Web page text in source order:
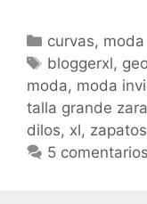
Categorías
curvas, moda
Etiquetas
bloggerxl,
moda, moda
talla grande
dilos, xl, zapatos
5 comentarios